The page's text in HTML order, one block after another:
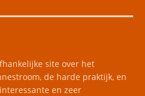
site over het
de harde praktijk, en
en zeer